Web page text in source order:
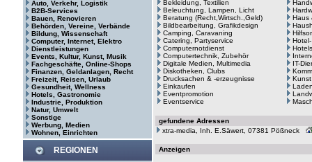
Auto, Verkehr, Logistik
B2B-Services
Bauen, Renovieren
Behörden, Vereine, Verbände
Bildung, Wissenschaft
Computer, Internet, Elektro
Dienstleistungen
Events, Kultur, Kunst, Musik
Fachgeschäfte, Online-Shops
Finanzen, Geldanlagen, Recht
Freizeit, Reisen, Urlaub
Gesundheit, Wellness
Hotels, Gastronomie
Industrie, Produktion
Natur, Umwelt
Sonstige
Werbung, Medien
Wohnen, Einrichten
REGIONEN
Bekleidung, Textilien
Beleuchtung, Lampen, Licht
Beratung (Recht,Wirtsch.,Geld)
Bildbearbeitung, Grafikdesign
Camping, Caravaning
Catering, Partyservice
Computernotdienst
Computertechnik, Zubehör
Digitale Medien, Multimedia
Diskotheken, Clubs
Drucksachen & -erzeugnisse
Einkaufen
Eventpromotion
Eventservice
Haus
IT-
Kunst
gefundene Adressen
xtra-media, Inh. E.Säwert, 07381 Pößneck
Anzeigen